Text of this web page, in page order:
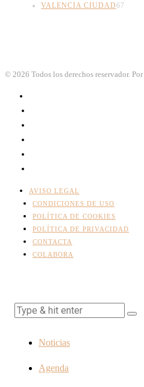
VALENCIA CIUDAD67
© 2026 Todos los derechos reservador. Por
AVISO LEGAL
CONDICIONES DE USO
POLÍTICA DE COOKIES
POLÍTICA DE PRIVACIDAD
CONTACTA
COLABORA
Noticias
Agenda